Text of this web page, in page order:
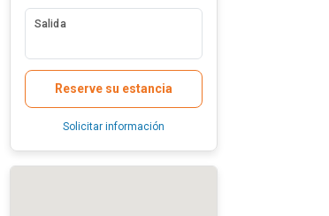
Salida
Reserve su estancia
Solicitar información